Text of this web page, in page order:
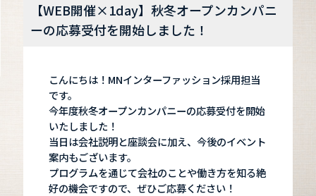
【WEB開催×1day】秋冬オープンカンパニ
ーの応募受付を開始しました！
こんにちは！MNインターファッション採用担当
です。
今年度秋冬オープンカンパニーの応募受付を開始
いたしました！
当日は会社説明と座談会に加え、今後のイベント
案内もございます。
プログラムを通じて会社のことや働き方を知る絶
好の機会ですので、ぜひご応募ください！